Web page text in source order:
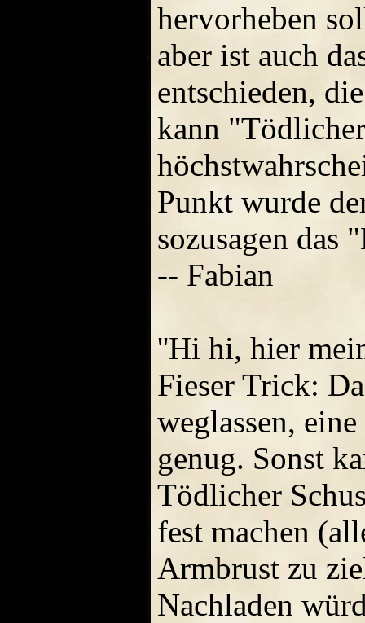
hervorheben
aber ist auch
entschieden,
kann
Punkt wurde
sozusagen
-- Fabian
''Hi hi, hier
Fieser Trick:
weglassen,
genug. Sonst
Tödlicher
fest machen
Armbrust zu
Nachladen